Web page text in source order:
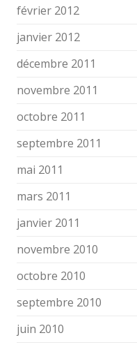
février 2012
janvier 2012
décembre 2011
novembre 2011
octobre 2011
septembre 2011
mai 2011
mars 2011
janvier 2011
novembre 2010
octobre 2010
septembre 2010
juin 2010